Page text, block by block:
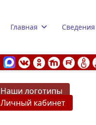
Главная
Наши логотипы
Личный кабинет